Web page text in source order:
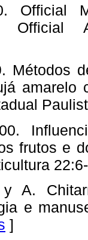
Official
Métodos
amarelo
frutos e
A.
e
]